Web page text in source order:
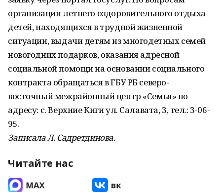
организации летнего оздоровительного отдыха
детей, находящихся в трудной жизненной
ситуации, выдачи детям из многодетных семей
новогодних подарков, оказания адресной
социальной помощи на основании социального
контракта обращаться в ГБУ РБ северо-
восточный межрайонный центр «Семья» по
адресу: с. Верхние Киги ул. Салавата, 3, тел.: 3-06-
95.
Записала Л. Садретдинова.
Читайте нас